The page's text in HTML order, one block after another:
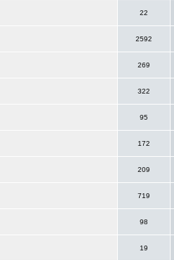
22
2592
269
322
95
172
209
719
98
19